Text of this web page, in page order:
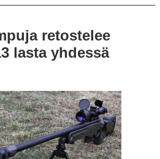
retostelee
lasta yhdessä